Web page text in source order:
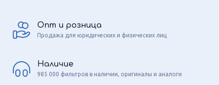
Опт и розница
Продажа для юридических и физических лиц
Наличие
985 000 фильтров в наличии, оригиналы и аналоги